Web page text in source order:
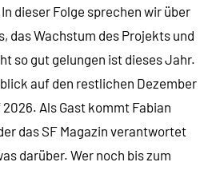
dieser Folge sprechen wir über
das Wachstum des Projekts und
so gut gelungen ist dieses Jahr.
auf den restlichen Dezember
Als Gast kommt Fabian
das SF Magazin verantwortet
darüber. Wer noch bis zum